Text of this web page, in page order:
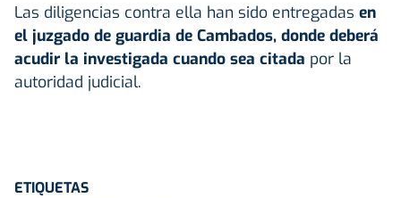
Las diligencias contra ella han sido entregadas en
el juzgado de guardia de Cambados, donde deberá
acudir la investigada cuando sea citada por la
autoridad judicial.
ETIQUETAS